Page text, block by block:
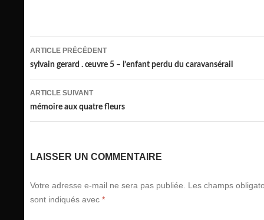
Navigation
des
articles
ARTICLE PRÉCÉDENT
sylvain gerard . œuvre 5 – l’enfant perdu du caravansérail
ARTICLE SUIVANT
mémoire aux quatre fleurs
LAISSER UN COMMENTAIRE
Votre adresse e-mail ne sera pas publiée.
Les champs
sont indiqués avec *